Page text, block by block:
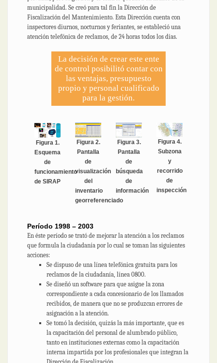
municipalidad. Se creó para tal fin la Dirección de
Fiscalización del Mantenimiento. Esta Dirección cuenta con
inspectores diurnos, nocturnos y feriantes, se estableció una
atención telefónica de reclamos, de 24 horas todos los días.
La decisión de crear este ente
de control posibilitó contar con
las ventajas, presupuesto
propio y personal cualificado
para la gestión.
Figura 1.
Esquema
de
funcionamiento
de SIRAP
Figura 2.
Pantalla
de
visualización
del
inventario
georreferenciado
Figura 3.
Pantalla
de
búsqueda
de
información
Figura 4.
Subzona
y
recorrido
de
inspección
Período 1998 – 2003
En éste período se trató de mejorar la atención a los reclamos
que formula la ciudadanía por lo cual se toman las siguientes
acciones:
Se dispuso de una línea telefónica gratuita para los
reclamos de la ciudadanía, línea 0800.
Se diseñó un software para que asigne la zona
correspondiente a cada concesionario de los llamados
recibidos, de manera que no se produzcan errores de
asignación a la atención.
Se tomó la decisión, quizás la más importante, que es
la capacitación del personal de alumbrado público,
tanto en instituciones externas como la capacitación
interna impartida por los profesionales que integran la
Dirección de Fiscalización.